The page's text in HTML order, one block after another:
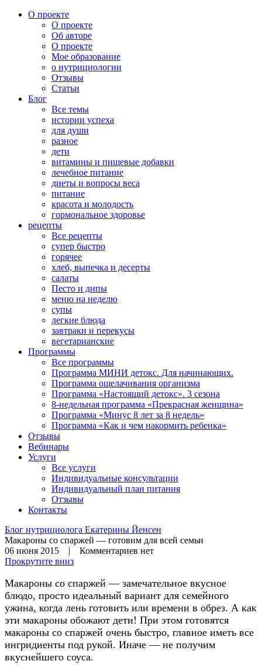
О проекте
О проекте
Об авторе
О проекте
Мое образование
о нутрициологии
Отзывы
Статьи
Блог
Все темы
истории успеха
для души
разное
дети
витамины и пищевые добавки
лечебное питание
диеты и вопросы веса
питание
красота и молодость
гормональное здоровье
рецепты
Все рецепты
супер быстро
горячее
хлеб, выпечка и десерты
салаты
Песто и дипы
меню на неделю
супы
легкие блюда
завтраки и перекусы
вегетарианские
Программы
Все программы
Программа МИНИ детокс. Для начинающих.
Программа ощелачивания организма
Программа «Настоящий детокс». 3 сезона
8-недельная программа «Прекрасная женщина»
Программа «Минус 8 лет за 8 недель»
Программа «Как и чем накормить ребенка»
Отзывы
Вебинары
Услуги
Все услуги
Индивидуальные консультации
Индивидуальный план питания
Отзывы
Контакты
Блог нутрициолога Екатерины Йенсен
Макароны со спаржей — готовим для всей семьи
06 июня 2015 | Комментариев нет
Прокрутите вниз
Макароны со спаржей — замечательное вкусное
блюдо, просто идеальный вариант для семейного
ужина, когда лень готовить или времени в обрез. А как
эти макароны обожают дети! При этом готовятся
макароны со спаржей очень быстро, главное иметь все
ингридиенты под рукой. Иначе — не получим
вкуснейшего соуса.